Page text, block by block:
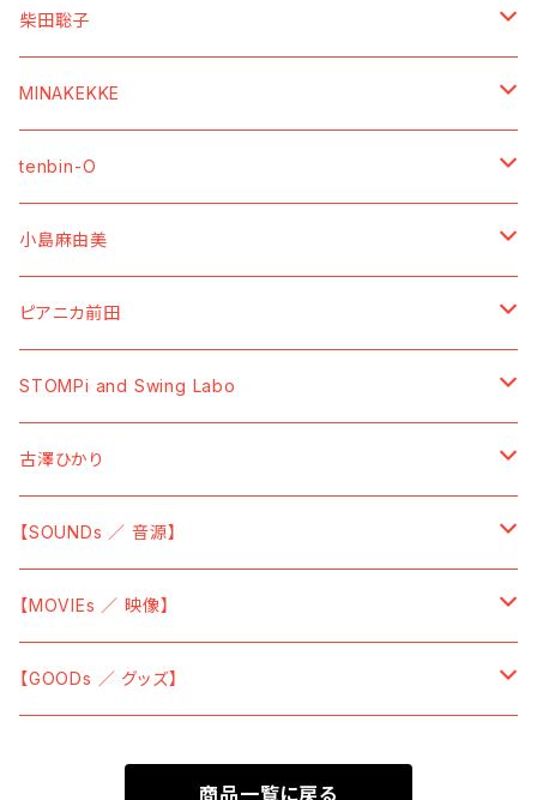
柴田聡子
【SOUNDs ／ 音源】
【Vinyl】
【CD】
【MOVIEs ／ 映像】
【DVD】
【Blu-ray】
【GOODs ／ グッズ】
【TーShirt ／ Tシャツ】
【SWEAT ／ トレーナー】
【LENS CLOTH ／ メガネ拭き】
【TOWEL ／ タオル・手ぬぐい】
MINAKEKKE
【SOUNDs ／ 音源】
【CDーR】
【7" Vinyl】
【GOODs ／ グッズ】
【TーShirt ／ Tシャツ】
【BAG／バッグ】
tenbin-O
【SOUNDs ／ 音源】
【Cassette Tape】
【GOODs ／ グッズ】
小島麻由美
【SOUNDs ／ 音源】
【Vinyl】
【CD】
【MOVIEs ／ 映像】
【DVD】
【GOODs ／ グッズ】
【TーShirt ／ Tシャツ】
【Sticky ／ 付箋】
ピアニカ前田
【SOUNDs ／ 音源】
【CD】
【Vinyl】
STOMPi and Swing Labo
【SOUNDs ／ 音源】
古澤ひかり
【SOUNDs ／ 音源】
【CD】
【SOUNDs ／ 音源】
【Vinyl】
【CD】
【MOVIEs ／ 映像】
【DVD】
【GOODs ／ グッズ】
商品一覧に戻る